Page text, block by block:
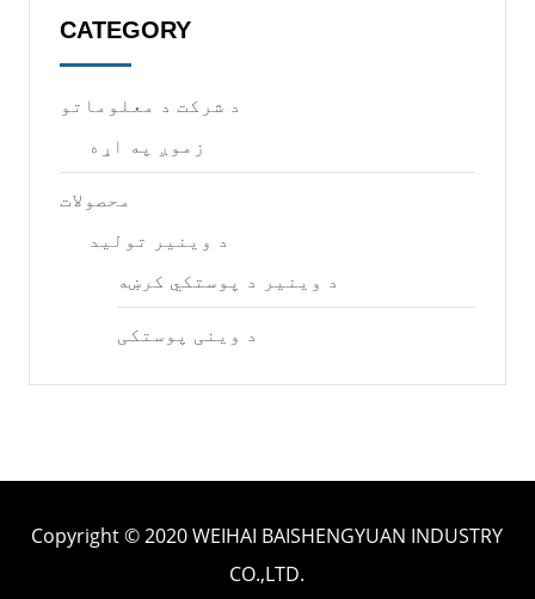
CATEGORY
د شرکت د معلوماتو
زموږ په اړه
محصولات
د وینیر تولید
د وینیر د پوستکي کرښه
د وینی پوستکی
Copyright © 2020 WEIHAI BAISHENGYUAN INDUSTRY
CO.,LTD.